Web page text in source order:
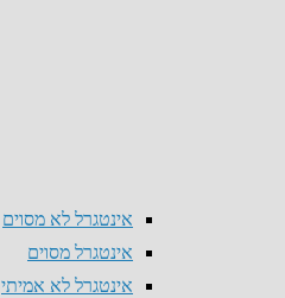
אינטגרל לא מסוים
אינטגרל מסוים
אינטגרל לא אמיתי